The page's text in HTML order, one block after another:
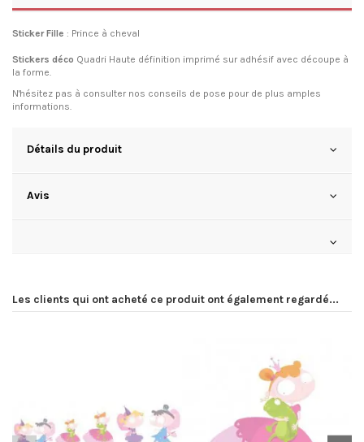
Sticker Fille : Prince à cheval
Stickers déco Quadri Haute définition imprimé sur adhésif avec découpe à
la forme.
N'hésitez pas à consulter nos conseils de pose pour de plus amples
informations.
Détails du produit
Avis
Les clients qui ont acheté ce produit ont également regardé...